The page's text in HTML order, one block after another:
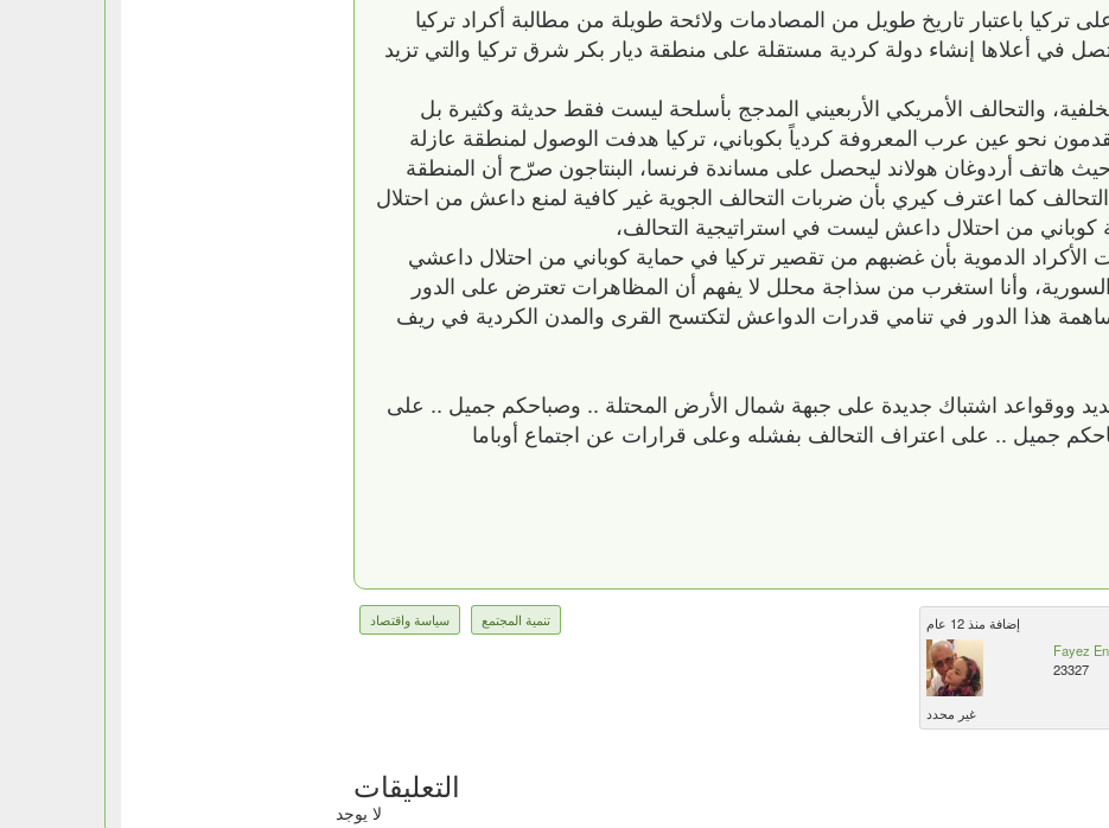
تركيا باعتبار تاريخ طويل من المصادمات ولائحة طويلة من مطالبة أكراد تركيا
في أعلاها إنشاء دولة كردية مستقلة على منطقة ديار بكر شرق تركيا والتي تزيد
والتحالف الأمريكي الأربعيني المدجج بأسلحة ليست فقط حديثة وكثيرة بل
نحو عين عرب المعروفة كردياً بكوباني، تركيا هدفت الوصول لمنطقة عازلة
هاتف أردوغان هولاند ليحصل على مساندة فرنسا، البنتاجون صرّح أن المنطقة
كما اعترف كيري بأن ضربات التحالف الجوية غير كافية لمنع داعش من احتلال
من احتلال داعش ليست في استراتيجية التحالف،
الأكراد الدموية بأن غضبهم من تقصير تركيا في حماية كوباني من احتلال داعشي
وأنا استغرب من سذاجة محلل لا يفهم أن المظاهرات تعترض على الدور
هذا الدور في تنامي قدرات الدواعش لتكتسح القرى والمدن الكردية في ريف
ووقواعد اشتباك جديدة على جبهة شمال الأرض المحتلة .. وصباحكم جميل .. على
جميل .. على اعتراف التحالف بفشله وعلى قرارات عن اجتماع أوباما
تنمية المجتمع سياسة واقتصاد
إضافة منذ 12 عام
Fayez
23327
غير محدد
التعليقات
لا يوجد